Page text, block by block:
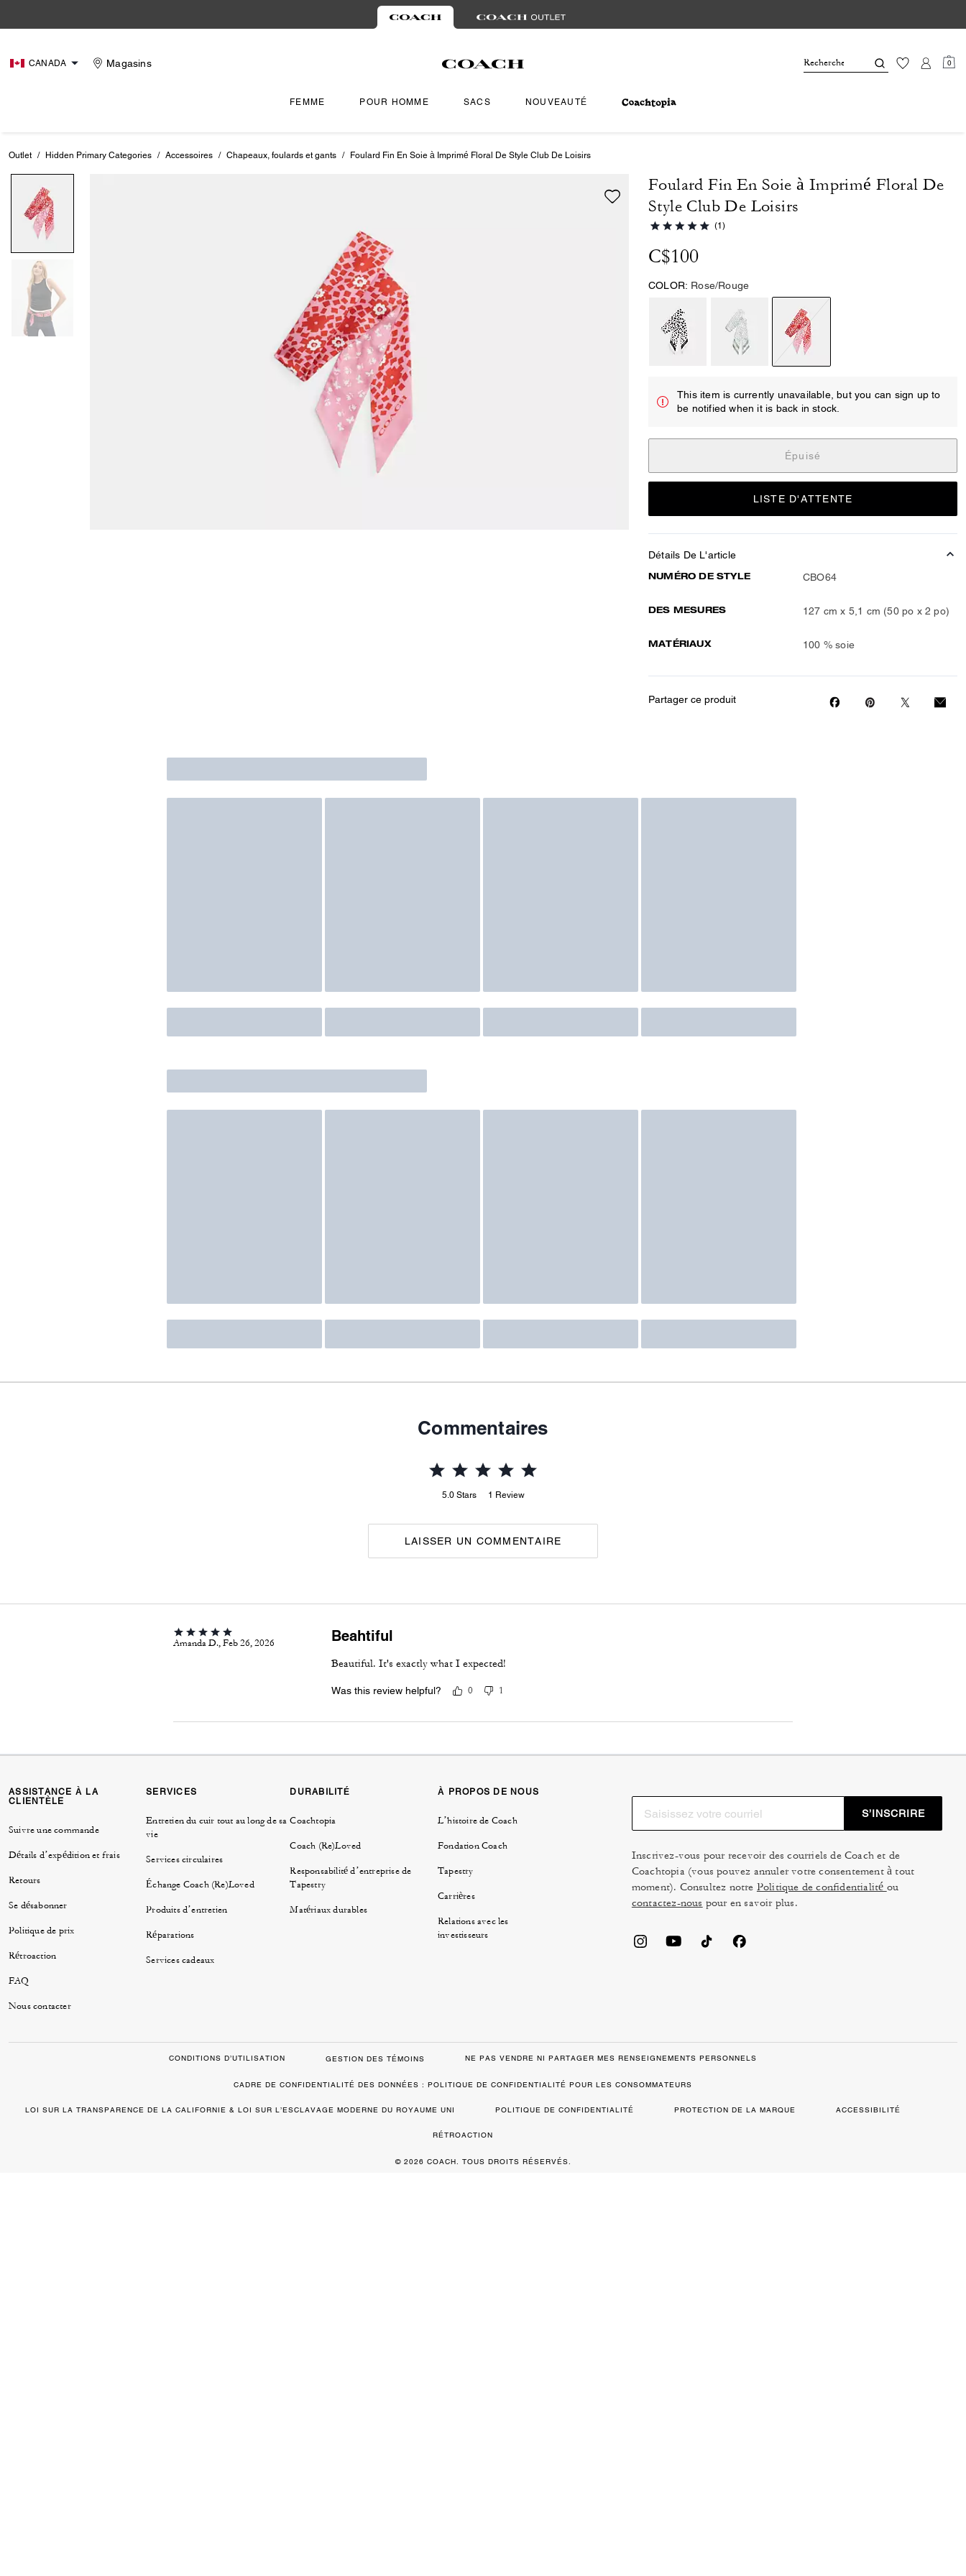
CANADA Magasins 0
FEMME POUR HOMME SACS NOUVEAUTÉ
Outlet / Hidden Primary Categories / Accessoires / Chapeaux, foulards et gants / Foulard Fin En Soie à Imprimé Floral De Style Club De Loisirs
Foulard Fin En Soie à Imprimé Floral De
Style Club De Loisirs
(1)
C$100
COLOR: Rose/Rouge
This item is currently unavailable, but you can sign up to
be notified when it is back in stock.
Épuisé
LISTE D'ATTENTE
Détails De L'article
NUMÉRO DE STYLE CBO64
DES MESURES 127 cm x 5,1 cm (50 po x 2 po)
MATÉRIAUX 100 % soie
Partager ce produit
Commentaires
5.0 Stars 1 Review
LAISSER UN COMMENTAIRE
Amanda D., Feb 26, 2026 Beahtiful
Beautiful. It's exactly what I expected!
Was this review helpful? 0 1
ASSISTANCE À LA
CLIENTÈLE
Suivre une commande
Détails d’expédition et frais
Retours
Se désabonner
Politique de prix
Rétroaction
FAQ
Nous contacter
SERVICES
Entretien du cuir tout au long de sa
vie
Services circulaires
Échange Coach (Re)Loved
Produits d’entretien
Réparations
Services cadeaux
DURABILITÉ
Coachtopia
Coach (Re)Loved
Responsabilité d’entreprise de
Tapestry
Matériaux durables
À PROPOS DE NOUS
L’histoire de Coach
Fondation Coach
Tapestry
Carrières
Relations avec les
investisseurs
S’INSCRIRE
Inscrivez-vous pour recevoir des courriels de Coach et de
Coachtopia (vous pouvez annuler votre consentement à tout
moment). Consultez notre Politique de confidentialité ou
contactez-nous pour en savoir plus.
CONDITIONS D’UTILISATION GESTION DES TÉMOINS NE PAS VENDRE NI PARTAGER MES RENSEIGNEMENTS PERSONNELS
CADRE DE CONFIDENTIALITÉ DES DONNÉES : POLITIQUE DE CONFIDENTIALITÉ POUR LES CONSOMMATEURS
LOI SUR LA TRANSPARENCE DE LA CALIFORNIE & LOI SUR L’ESCLAVAGE MODERNE DU ROYAUME UNI POLITIQUE DE CONFIDENTIALITÉ PROTECTION DE LA MARQUE ACCESSIBILITÉ
RÉTROACTION
© 2026 COACH. TOUS DROITS RÉSERVÉS.